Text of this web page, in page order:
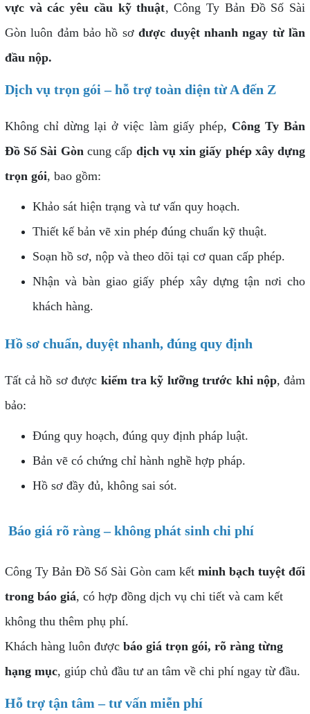
vực và các yêu cầu kỹ thuật, Công Ty Bản Đồ Số Sài
Gòn luôn đảm bảo hồ sơđược duyệt nhanh ngay từ lần
đầu nộp.
Dịch vụ trọn gói – hỗ trợ toàn diện từ A đến Z
Không chỉ dừng lại ở việc làm giấy phép, Công Ty Bản
Đồ Số Sài Gòncung cấp dịch vụ xin giấy phép xây dựng
trọn gói, bao gồm:
Khảo sát hiện trạng và tư vấn quy hoạch.
Thiết kế bản vẽ xin phép đúng chuẩn kỹ thuật.
Soạn hồ sơ, nộp và theo dõi tại cơ quan cấp phép.
Nhận và bàn giao giấy phép xây dựng tận nơi cho
khách hàng.
Hồ sơ chuẩn, duyệt nhanh, đúng quy định
Tất cả hồ sơ được kiểm tra kỹ lưỡng trước khi nộp, đảm
bảo:
Đúng quy hoạch, đúng quy định pháp luật.
Bản vẽ có chứng chỉ hành nghề hợp pháp.
Hồ sơ đầy đủ, không sai sót.
Báo giá rõ ràng – không phát sinh chi phí
Công Ty Bản Đồ Số Sài Gòn cam kết minh bạch tuyệt đối
trong báo giá, có hợp đồng dịch vụ chi tiết và cam kết
không thu thêm phụ phí.
Khách hàng luôn được báo giá trọn gói, rõ ràng từng
hạng mục, giúp chủ đầu tư an tâm về chi phí ngay từ đầu.
Hỗ trợ tận tâm – tư vấn miễn phí